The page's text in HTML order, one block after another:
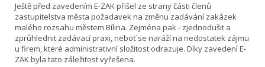
Ještě před zavedením E-ZAK přišel ze strany části členů
zastupitelstva města požadavek na změnu zadávání zakázek
malého rozsahu městem Bílina. Zejména pak - zjednodušit a
zprůhlednit zadávací praxi, neboť se naráží na nedostatek zájmu
u firem, které administrativní složitost odrazuje. Díky zavedení E-
ZAK byla tato záležitost vyřešena.